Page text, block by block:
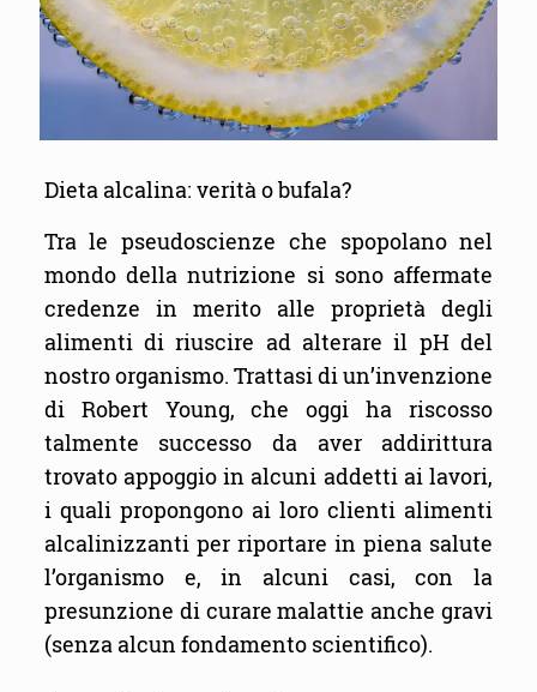
Dieta alcalina: verità o bufala?
Tra le pseudoscienze che spopolano nel
mondo della nutrizione si sono affermate
credenze in merito alle proprietà degli
alimenti di riuscire ad alterare il pH del
nostro organismo. Trattasi di un’invenzione
di Robert Young, che oggi ha riscosso
talmente successo da aver addirittura
trovato appoggio in alcuni addetti ai lavori,
i quali propongono ai loro clienti alimenti
alcalinizzanti per riportare in piena salute
l’organismo e, in alcuni casi, con la
presunzione di curare malattie anche gravi
(senza alcun fondamento scientifico).